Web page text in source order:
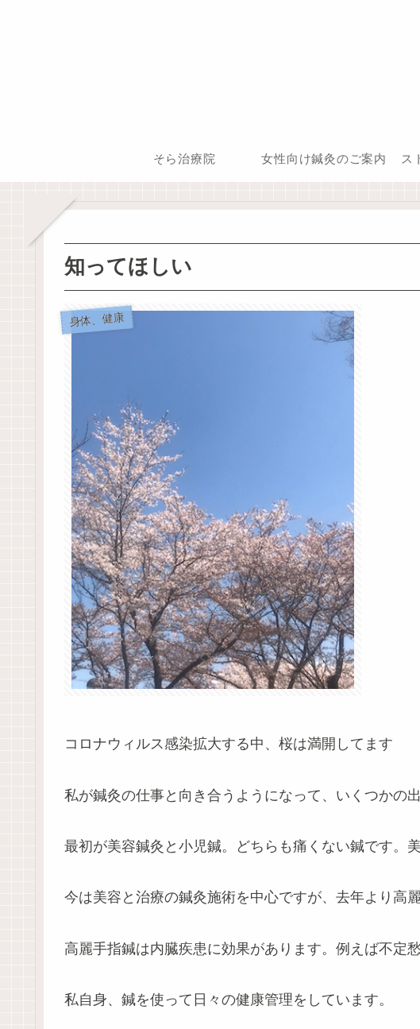
そら治療院 女性向け鍼灸のご案内 ス
知ってほしい
身体、健康
コロナウィルス感染拡大する中、桜は満開してます
私が鍼灸の仕事と向き合うようになって、いくつかの
最初が美容鍼灸と小児鍼。どちらも痛くない鍼です。
今は美容と治療の鍼灸施術を中心ですが、去年より高
高麗手指鍼は内臓疾患に効果があります。例えば不定
私自身、鍼を使って日々の健康管理をしています。